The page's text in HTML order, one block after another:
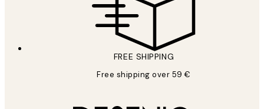
FREE SHIPPING
Free shipping over 59 €